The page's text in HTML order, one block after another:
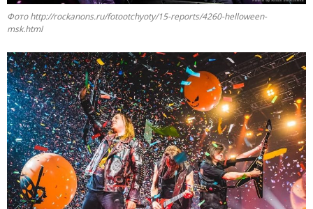
Фото http://rockanons.ru/fotootchyoty/15-reports/4260-helloween-
msk.html